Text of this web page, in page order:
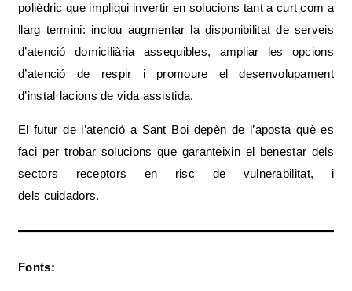
polièdric que impliqui invertir en solucions tant a curt com a
llarg termini: inclou augmentar la disponibilitat de serveis
d’atenció domiciliària assequibles, ampliar les opcions
d’atenció de respir i promoure el desenvolupament
d’instal·lacions de vida assistida.
El futur de l’atenció a Sant Boi depèn de l’aposta què es
faci per trobar solucions que garanteixin el benestar dels
sectors receptors en risc de vulnerabilitat, i
dels cuidadors.
Fonts: